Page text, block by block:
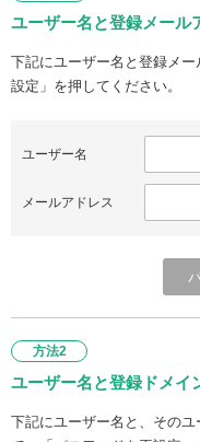
ユーザー名と登録メール
下記にユーザー名と登録メ
設定」を押してください。
ユーザー名
メールアドレス
方法2
ユーザー名と登録ドメイ
下記にユーザー名と、その